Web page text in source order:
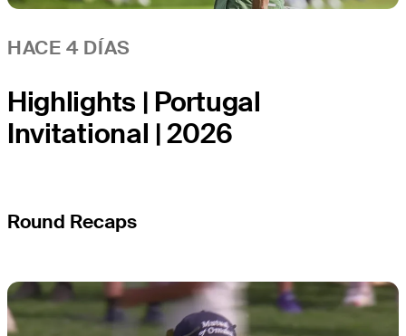
HACE 4 DÍAS
Highlights | Portugal
Invitational | 2026
Round Recaps